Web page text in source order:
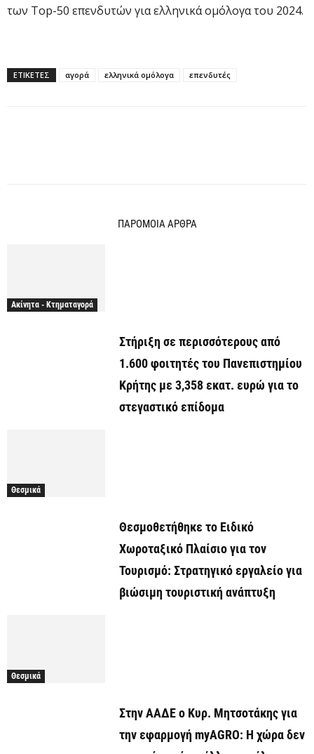
των Top-50 επενδυτών για ελληνικά ομόλογα του 2024.
ΕΤΙΚΕΤΕΣ αγορά ελληνικά ομόλογα επενδυτές
ΠΑΡΟΜΟΙΑ ΑΡΘΡΑ
Ακίνητα - Κτηματαγορά
Στήριξη σε περισσότερους από
1.600 φοιτητές του Πανεπιστημίου
Κρήτης με 3,358 εκατ. ευρώ για το
στεγαστικό επίδομα
Θεσμικά
Θεσμοθετήθηκε το Ειδικό
Χωροταξικό Πλαίσιο για τον
Τουρισμό: Στρατηγικό εργαλείο για
βιώσιμη τουριστική ανάπτυξη
Θεσμικά
Στην ΑΑΔΕ ο Κυρ. Μητσοτάκης για
την εφαρμογή myAGRO: Η χώρα δεν